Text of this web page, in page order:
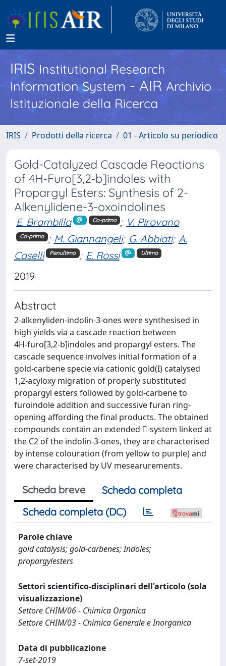
IRISInstitutional Research
Information System - AIR Archivio
Istituzionale della Ricerca
IRIS Prodotti della ricerca 01 - Articolo su periodico
Gold-Catalyzed Cascade Reactions
of 4H‑Furo[3,2‑b]indoles with
Propargyl Esters: Synthesis of 2-
Alkenylidene-3-oxoindolines
E. Brambilla Co-primo ; V. Pirovano
Co-primo ; M. Giannangeli; G. Abbiati; A.
Caselli
Penultimo ; E. Rossi Ultimo
2019
Abstract
2-alkenyliden-indolin-3-ones were synthesised in
high yields via a cascade reaction between
4H‑furo[3,2‑b]indoles and propargyl esters. The
cascade sequence involves initial formation of a
gold-carbene specie via cationic gold(I) catalysed
1,2-acyloxy migration of properly substituted
propargyl esters followed by gold-carbene to
furoindole addition and successive furan ring-
opening affording the final products. The obtained
compounds contain an extended -system linked at
the C2 of the indolin-3-ones, they are characterised
by intense colouration (from yellow to purple) and
were characterised by UV mesearurements.
Scheda breve
Scheda completa
Scheda completa (DC)
Parole chiave
gold catalysis; gold-carbenes; Indoles;
propargylesters
Settori scientifico-disciplinari dell'articolo (sola
visualizzazione)
Settore CHIM/06 - Chimica Organica
Settore CHIM/03 - Chimica Generale e Inorganica
Data di pubblicazione
7-set-2019